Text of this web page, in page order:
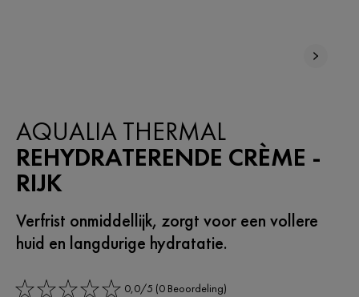
AQUALIA THERMAL
REHYDRATERENDE CRÈME -
RIJK
Verfrist onmiddellijk, zorgt voor een vollere
huid en langdurige hydratatie.
0,0/5 (0 Beoordeling)